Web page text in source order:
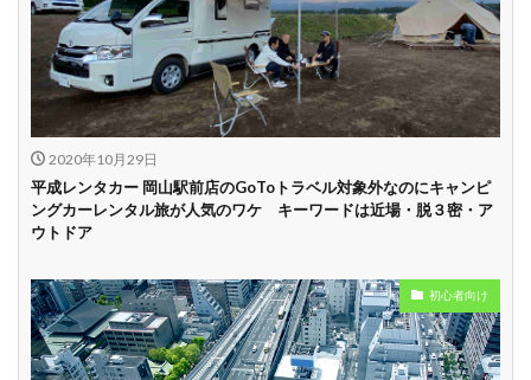
試乗プラン有り
キャンペーン開催
中
長期割引
学割 早割
2020年10月29日
平成レンタカー 岡山駅前店のGoToトラベル対象外なのにキャンピ
ングカーレンタル旅が人気のワケ キーワードは近場・脱３密・ア
ウトドア
初心者向け